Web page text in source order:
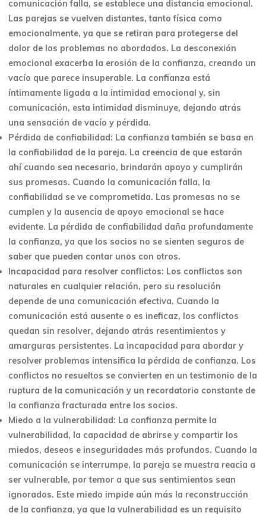
comunicación falla, se establece una distancia emocional.
Las parejas se vuelven distantes, tanto física como
emocionalmente, ya que se retiran para protegerse del
dolor de los problemas no abordados. La desconexión
emocional exacerba la erosión de la confianza, creando un
vacío que parece insuperable. La confianza está
íntimamente ligada a la intimidad emocional y, sin
comunicación, esta intimidad disminuye, dejando atrás
una sensación de vacío y pérdida.
Pérdida de confiabilidad: La confianza también se basa en
la confiabilidad de la pareja. La creencia de que estarán
ahí cuando sea necesario, brindarán apoyo y cumplirán
sus promesas. Cuando la comunicación falla, la
confiabilidad se ve comprometida. Las promesas no se
cumplen y la ausencia de apoyo emocional se hace
evidente. La pérdida de confiabilidad daña profundamente
la confianza, ya que los socios no se sienten seguros de
saber que pueden contar unos con otros.
Incapacidad para resolver conflictos: Los conflictos son
naturales en cualquier relación, pero su resolución
depende de una comunicación efectiva. Cuando la
comunicación está ausente o es ineficaz, los conflictos
quedan sin resolver, dejando atrás resentimientos y
amarguras persistentes. La incapacidad para abordar y
resolver problemas intensifica la pérdida de confianza. Los
conflictos no resueltos se convierten en un testimonio de la
ruptura de la comunicación y un recordatorio constante de
la confianza fracturada entre los socios.
Miedo a la vulnerabilidad: La confianza permite la
vulnerabilidad, la capacidad de abrirse y compartir los
miedos, deseos e inseguridades más profundos. Cuando la
comunicación se interrumpe, la pareja se muestra reacia a
ser vulnerable, por temor a que sus sentimientos sean
ignorados. Este miedo impide aún más la reconstrucción
de la confianza, ya que la vulnerabilidad es un requisito